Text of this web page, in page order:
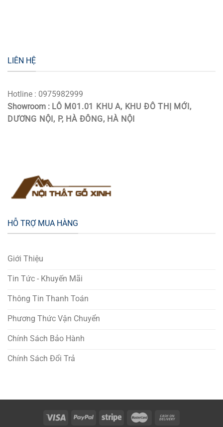
LIÊN HỆ
Hotline : 0975982999
Showroom : LÔ M01.01 KHU A, KHU ĐÔ THỊ MỚI,
DƯƠNG NỘI, P, HÀ ĐÔNG, HÀ NỘI
HỖ TRỢ MUA HÀNG
Giới Thiệu
Tin Tức - Khuyến Mãi
Thông Tin Thanh Toán
Phương Thức Vận Chuyển
Chính Sách Bảo Hành
Chính Sách Đổi Trả